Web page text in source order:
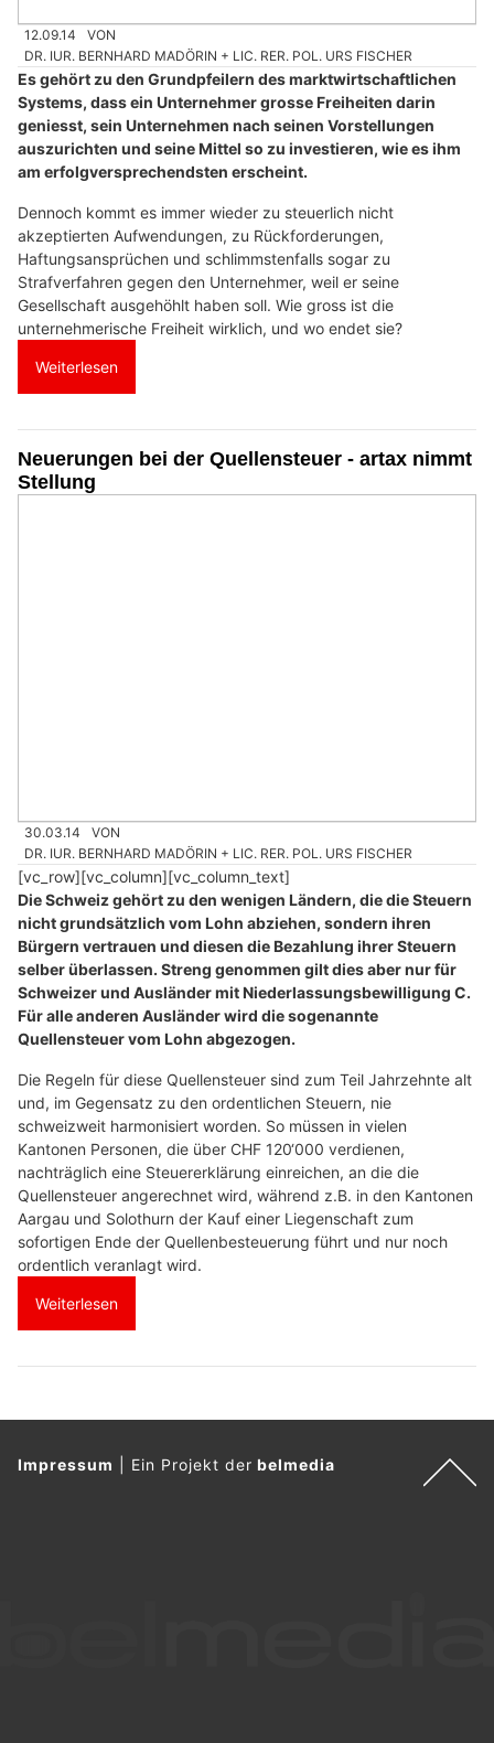
12.09.14
VON
DR. IUR. BERNHARD MADÖRIN + LIC. RER. POL. URS FISCHER
Es gehört zu den Grundpfeilern des marktwirtschaftlichen
Systems, dass ein Unternehmer grosse Freiheiten darin
geniesst, sein Unternehmen nach seinen Vorstellungen
auszurichten und seine Mittel so zu investieren, wie es ihm
am erfolgversprechendsten erscheint.
Dennoch kommt es immer wieder zu steuerlich nicht
akzeptierten Aufwendungen, zu Rückforderungen,
Haftungsansprüchen und schlimmstenfalls sogar zu
Strafverfahren gegen den Unternehmer, weil er seine
Gesellschaft ausgehöhlt haben soll. Wie gross ist die
unternehmerische Freiheit wirklich, und wo endet sie?
Weiterlesen
Neuerungen bei der Quellensteuer - artax nimmt
Stellung
30.03.14
VON
DR. IUR. BERNHARD MADÖRIN + LIC. RER. POL. URS FISCHER
[vc_row][vc_column][vc_column_text]
Die Schweiz gehört zu den wenigen Ländern, die die Steuern
nicht grundsätzlich vom Lohn abziehen, sondern ihren
Bürgern vertrauen und diesen die Bezahlung ihrer Steuern
selber überlassen. Streng genommen gilt dies aber nur für
Schweizer und Ausländer mit Niederlassungsbewilligung C.
Für alle anderen Ausländer wird die sogenannte
Quellensteuer vom Lohn abgezogen.
Die Regeln für diese Quellensteuer sind zum Teil Jahrzehnte alt
und, im Gegensatz zu den ordentlichen Steuern, nie
schweizweit harmonisiert worden. So müssen in vielen
Kantonen Personen, die über CHF 120‘000 verdienen,
nachträglich eine Steuererklärung einreichen, an die die
Quellensteuer angerechnet wird, während z.B. in den Kantonen
Aargau und Solothurn der Kauf einer Liegenschaft zum
sofortigen Ende der Quellenbesteuerung führt und nur noch
ordentlich veranlagt wird.
Weiterlesen
Impressum Ein Projekt derbelmedia